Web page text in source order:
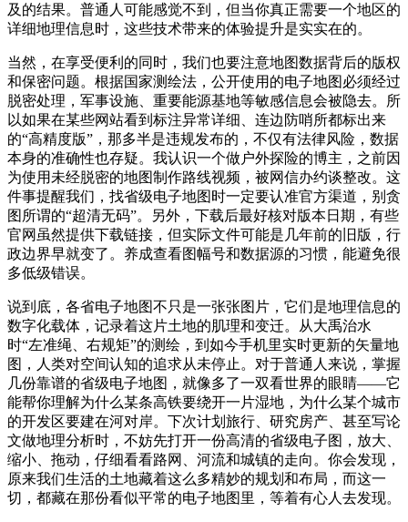
及的结果。普通人可能感觉不到，但当你真正需要一个地区的
详细地理信息时，这些技术带来的体验提升是实实在的。
当然，在享受便利的同时，我们也要注意地图数据背后的版权
和保密问题。根据国家测绘法，公开使用的电子地图必须经过
脱密处理，军事设施、重要能源基地等敏感信息会被隐去。所
以如果在某些网站看到标注异常详细、连边防哨所都标出来
的“高精度版”，那多半是违规发布的，不仅有法律风险，数据
本身的准确性也存疑。我认识一个做户外探险的博主，之前因
为使用未经脱密的地图制作路线视频，被网信办约谈整改。这
件事提醒我们，找省级电子地图时一定要认准官方渠道，别贪
图所谓的“超清无码”。另外，下载后最好核对版本日期，有些
官网虽然提供下载链接，但实际文件可能是几年前的旧版，行
政边界早就变了。养成查看图幅号和数据源的习惯，能避免很
多低级错误。
说到底，各省电子地图不只是一张张图片，它们是地理信息的
数字化载体，记录着这片土地的肌理和变迁。从大禹治水
时“左准绳、右规矩”的测绘，到如今手机里实时更新的矢量地
图，人类对空间认知的追求从未停止。对于普通人来说，掌握
几份靠谱的省级电子地图，就像多了一双看世界的眼睛——它
能帮你理解为什么某条高铁要绕开一片湿地，为什么某个城市
的开发区要建在河对岸。下次计划旅行、研究房产、甚至写论
文做地理分析时，不妨先打开一份高清的省级电子图，放大、
缩小、拖动，仔细看看路网、河流和城镇的走向。你会发现，
原来我们生活的土地藏着这么多精妙的规划和布局，而这一
切，都藏在那份看似平常的电子地图里，等着有心人去发现。